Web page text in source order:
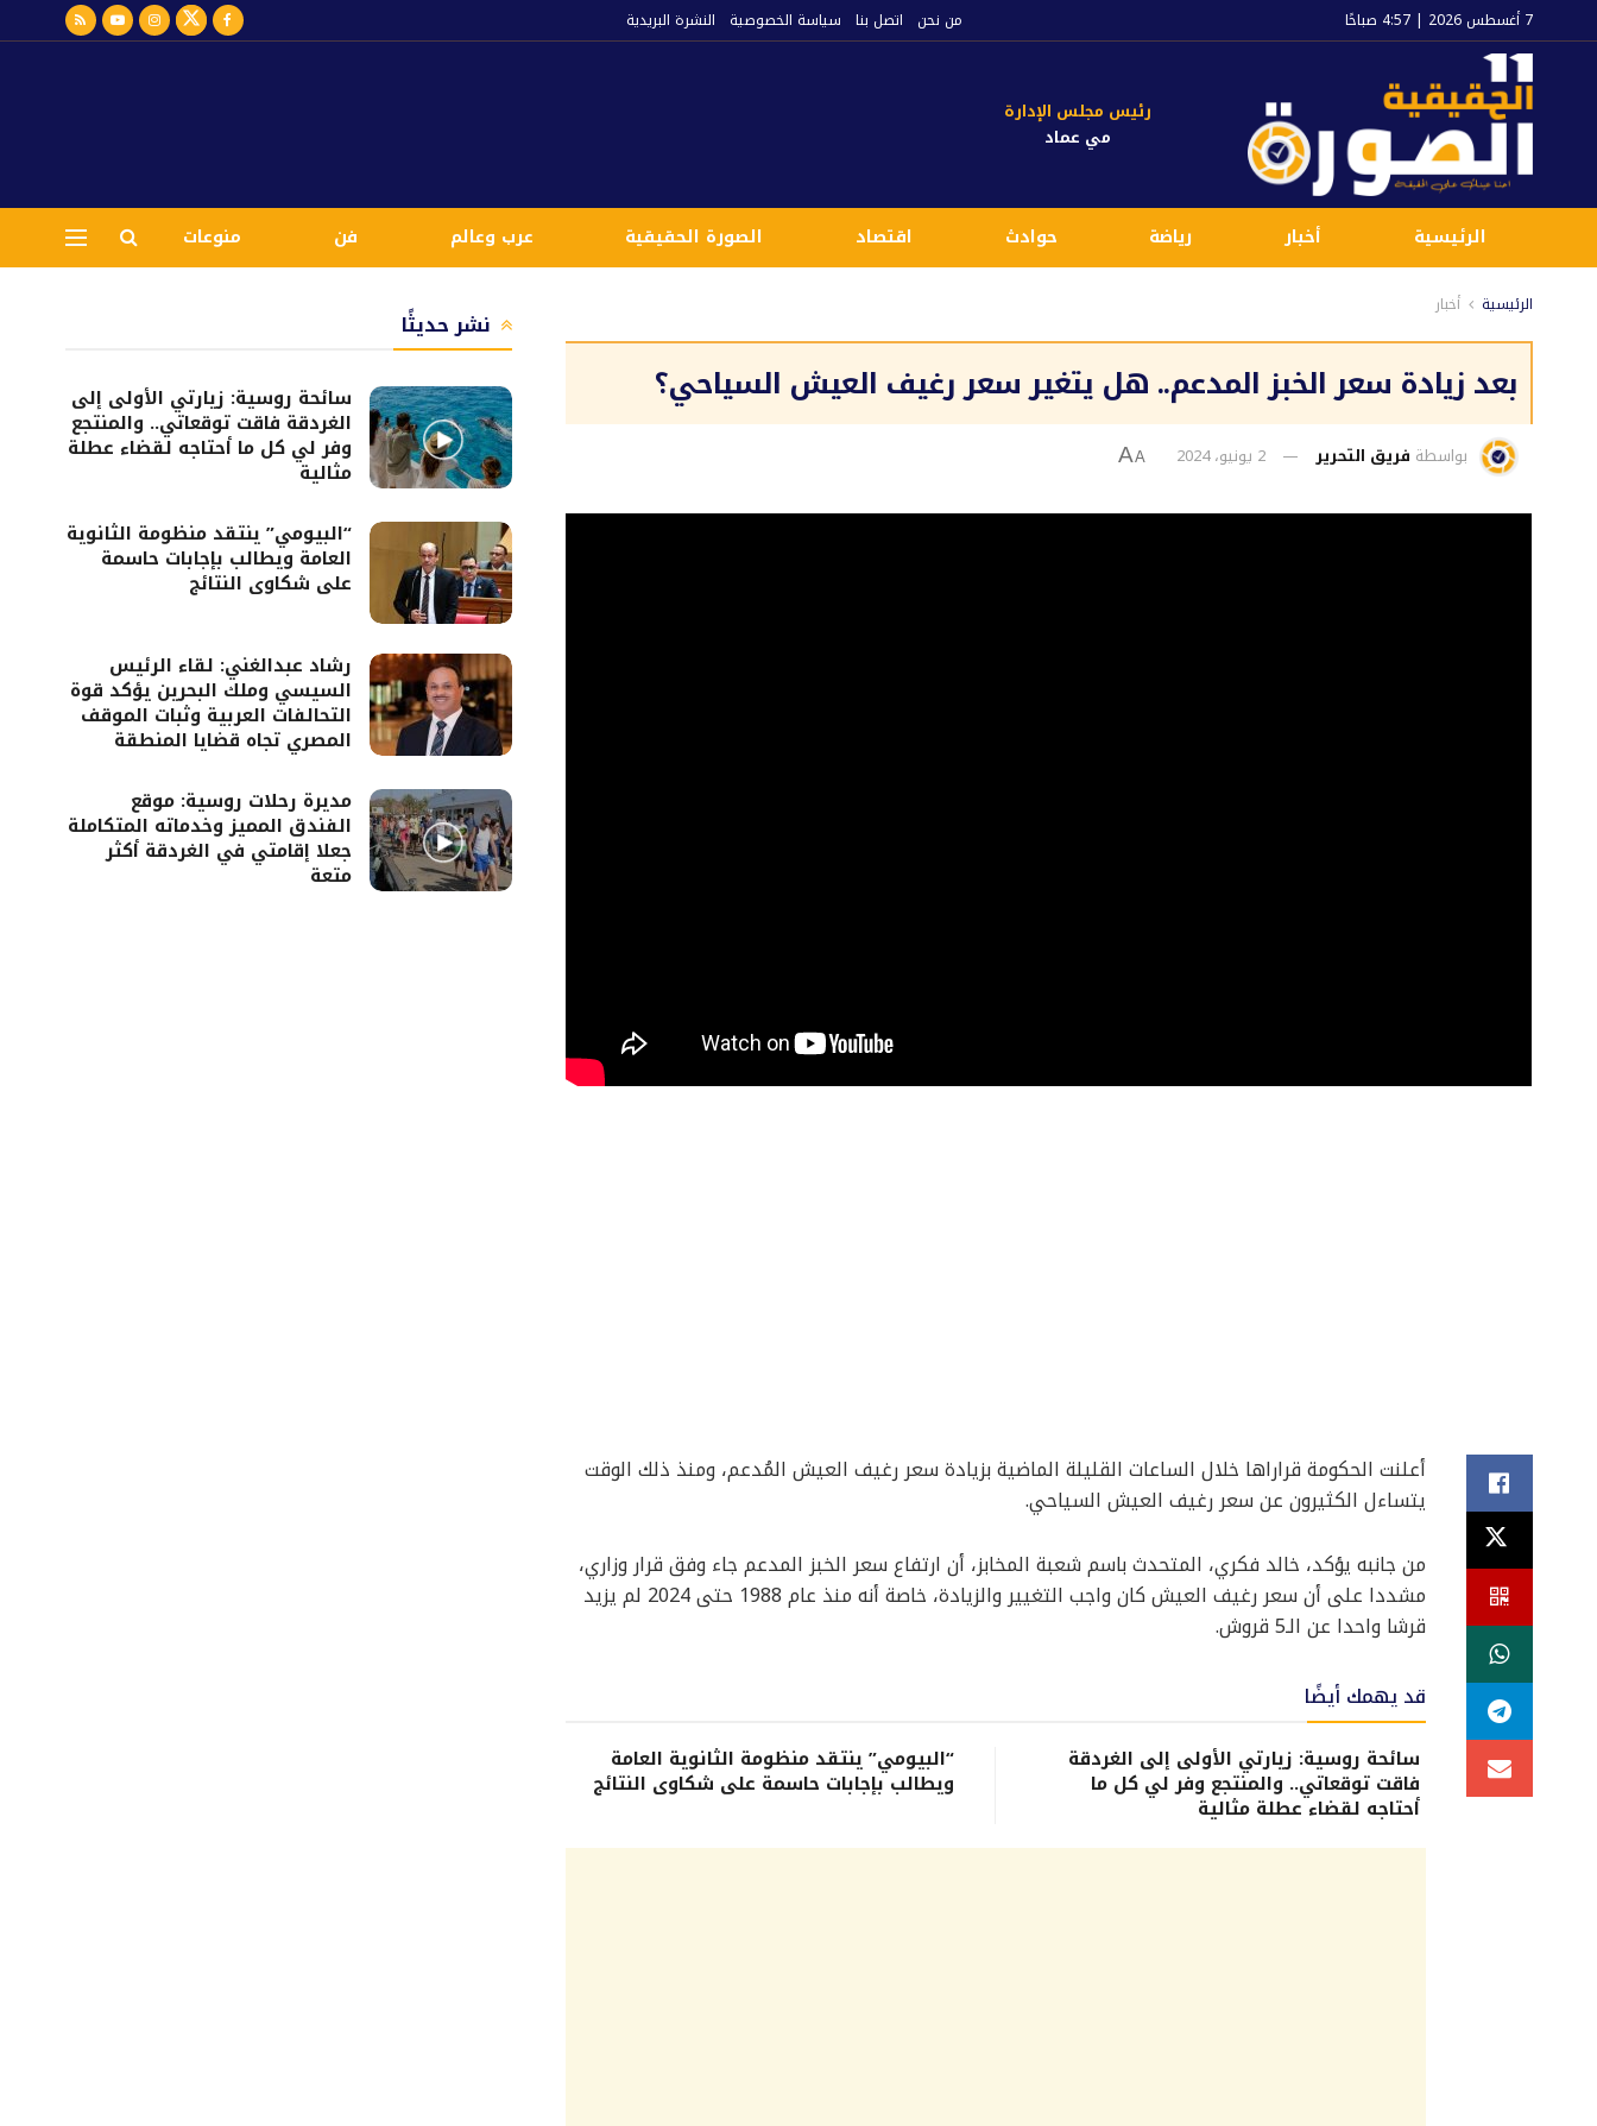
7 أغسطس 2026 | 4:57 صباحًا من نحن اتصل بنا سياسة الخصوصية النشرة البريدية
رئيس مجلس الإدارة
مي عماد
الرئيسية أخبار رياضة حوادث اقتصاد الصورة الحقيقية عرب وعالم فن منوعات
الرئيسية أخبار
بعد زيادة سعر الخبز المدعم.. هل يتغير سعر رغيف العيش السياحي؟
بواسطة فريق التحرير 2 يونيو، 2024 A
A
أعلنت الحكومة قراراها خلال الساعات القليلة الماضية بزيادة سعر رغيف العيش المُدعم، ومنذ ذلك الوقت
يتساءل الكثيرون عن سعر رغيف العيش السياحي.
من جانبه يؤكد، خالد فكري، المتحدث باسم شعبة المخابز، أن ارتفاع سعر الخبز المدعم جاء وفق قرار وزاري،
مشددا على أن سعر رغيف العيش كان واجب التغيير والزيادة، خاصة أنه منذ عام 1988 حتى 2024 لم يزيد
قرشا واحدا عن الـ5 قروش.
قد يهمك أيضًا
سائحة روسية: زيارتي الأولى إلى الغردقة
فاقت توقعاتي.. والمنتجع وفر لي كل ما
أحتاجه لقضاء عطلة مثالية
“البيومي” ينتقد منظومة الثانوية العامة
ويطالب بإجابات حاسمة على شكاوى النتائج
نشر حديثًا
سائحة روسية: زيارتي الأولى إلى
الغردقة فاقت توقعاتي.. والمنتجع
وفر لي كل ما أحتاجه لقضاء عطلة
مثالية
“البيومي” ينتقد منظومة الثانوية
العامة ويطالب بإجابات حاسمة
على شكاوى النتائج
رشاد عبدالغني: لقاء الرئيس
السيسي وملك البحرين يؤكد قوة
التحالفات العربية وثبات الموقف
المصري تجاه قضايا المنطقة
مديرة رحلات روسية: موقع
الفندق المميز وخدماته المتكاملة
جعلا إقامتي في الغردقة أكثر
متعة